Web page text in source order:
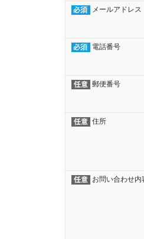
メールアドレス
電話番号
郵便番号
住所
お問い合わせ内